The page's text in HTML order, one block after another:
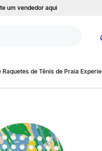
um vendedor aqui
Raquetes de Tênis de Praia